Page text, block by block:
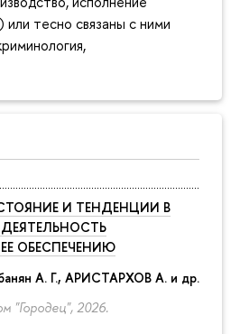
тесно связаны с ними
И ТЕНДЕНЦИИ В
ДЕЯТЕЛЬНОСТЬ
ОБЕСПЕЧЕНИЮ
А. Г., АРИСТАРХОВ А. и др.
"Городец", 2026.